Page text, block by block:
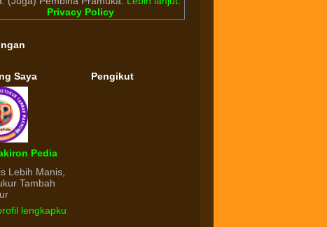
Privacy Policy
Saya
Pedia
Lebih Manis,
Tambah
lengkapku
Pengikut